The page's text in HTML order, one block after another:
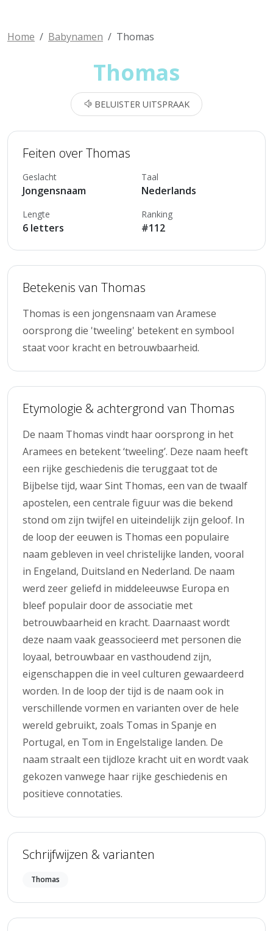
Home Babynamen Thomas
Thomas
BELUISTER UITSPRAAK
Feiten over Thomas
Geslacht
Jongensnaam
Taal
Nederlands
Lengte
6 letters
Ranking
#112
Betekenis van Thomas
Thomas is een jongensnaam van Aramese
oorsprong die 'tweeling' betekent en symbool
staat voor kracht en betrouwbaarheid.
Etymologie & achtergrond van Thomas
De naam Thomas vindt haar oorsprong in het
Aramees en betekent ‘tweeling’. Deze naam heeft
een rijke geschiedenis die teruggaat tot de
Bijbelse tijd, waar Sint Thomas, een van de twaalf
apostelen, een centrale figuur was die bekend
stond om zijn twijfel en uiteindelijk zijn geloof. In
de loop der eeuwen is Thomas een populaire
naam gebleven in veel christelijke landen, vooral
in Engeland, Duitsland en Nederland. De naam
werd zeer geliefd in middeleeuwse Europa en
bleef populair door de associatie met
betrouwbaarheid en kracht. Daarnaast wordt
deze naam vaak geassocieerd met personen die
loyaal, betrouwbaar en vasthoudend zijn,
eigenschappen die in veel culturen gewaardeerd
worden. In de loop der tijd is de naam ook in
verschillende vormen en varianten over de hele
wereld gebruikt, zoals Tomas in Spanje en
Portugal, en Tom in Engelstalige landen. De
naam straalt een tijdloze kracht uit en wordt vaak
gekozen vanwege haar rijke geschiedenis en
positieve connotaties.
Schrijfwijzen & varianten
Thomas